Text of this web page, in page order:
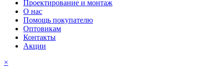
Проектирование и монтаж
О нас
Помощь покупателю
Оптовикам
Контакты
Акции
×